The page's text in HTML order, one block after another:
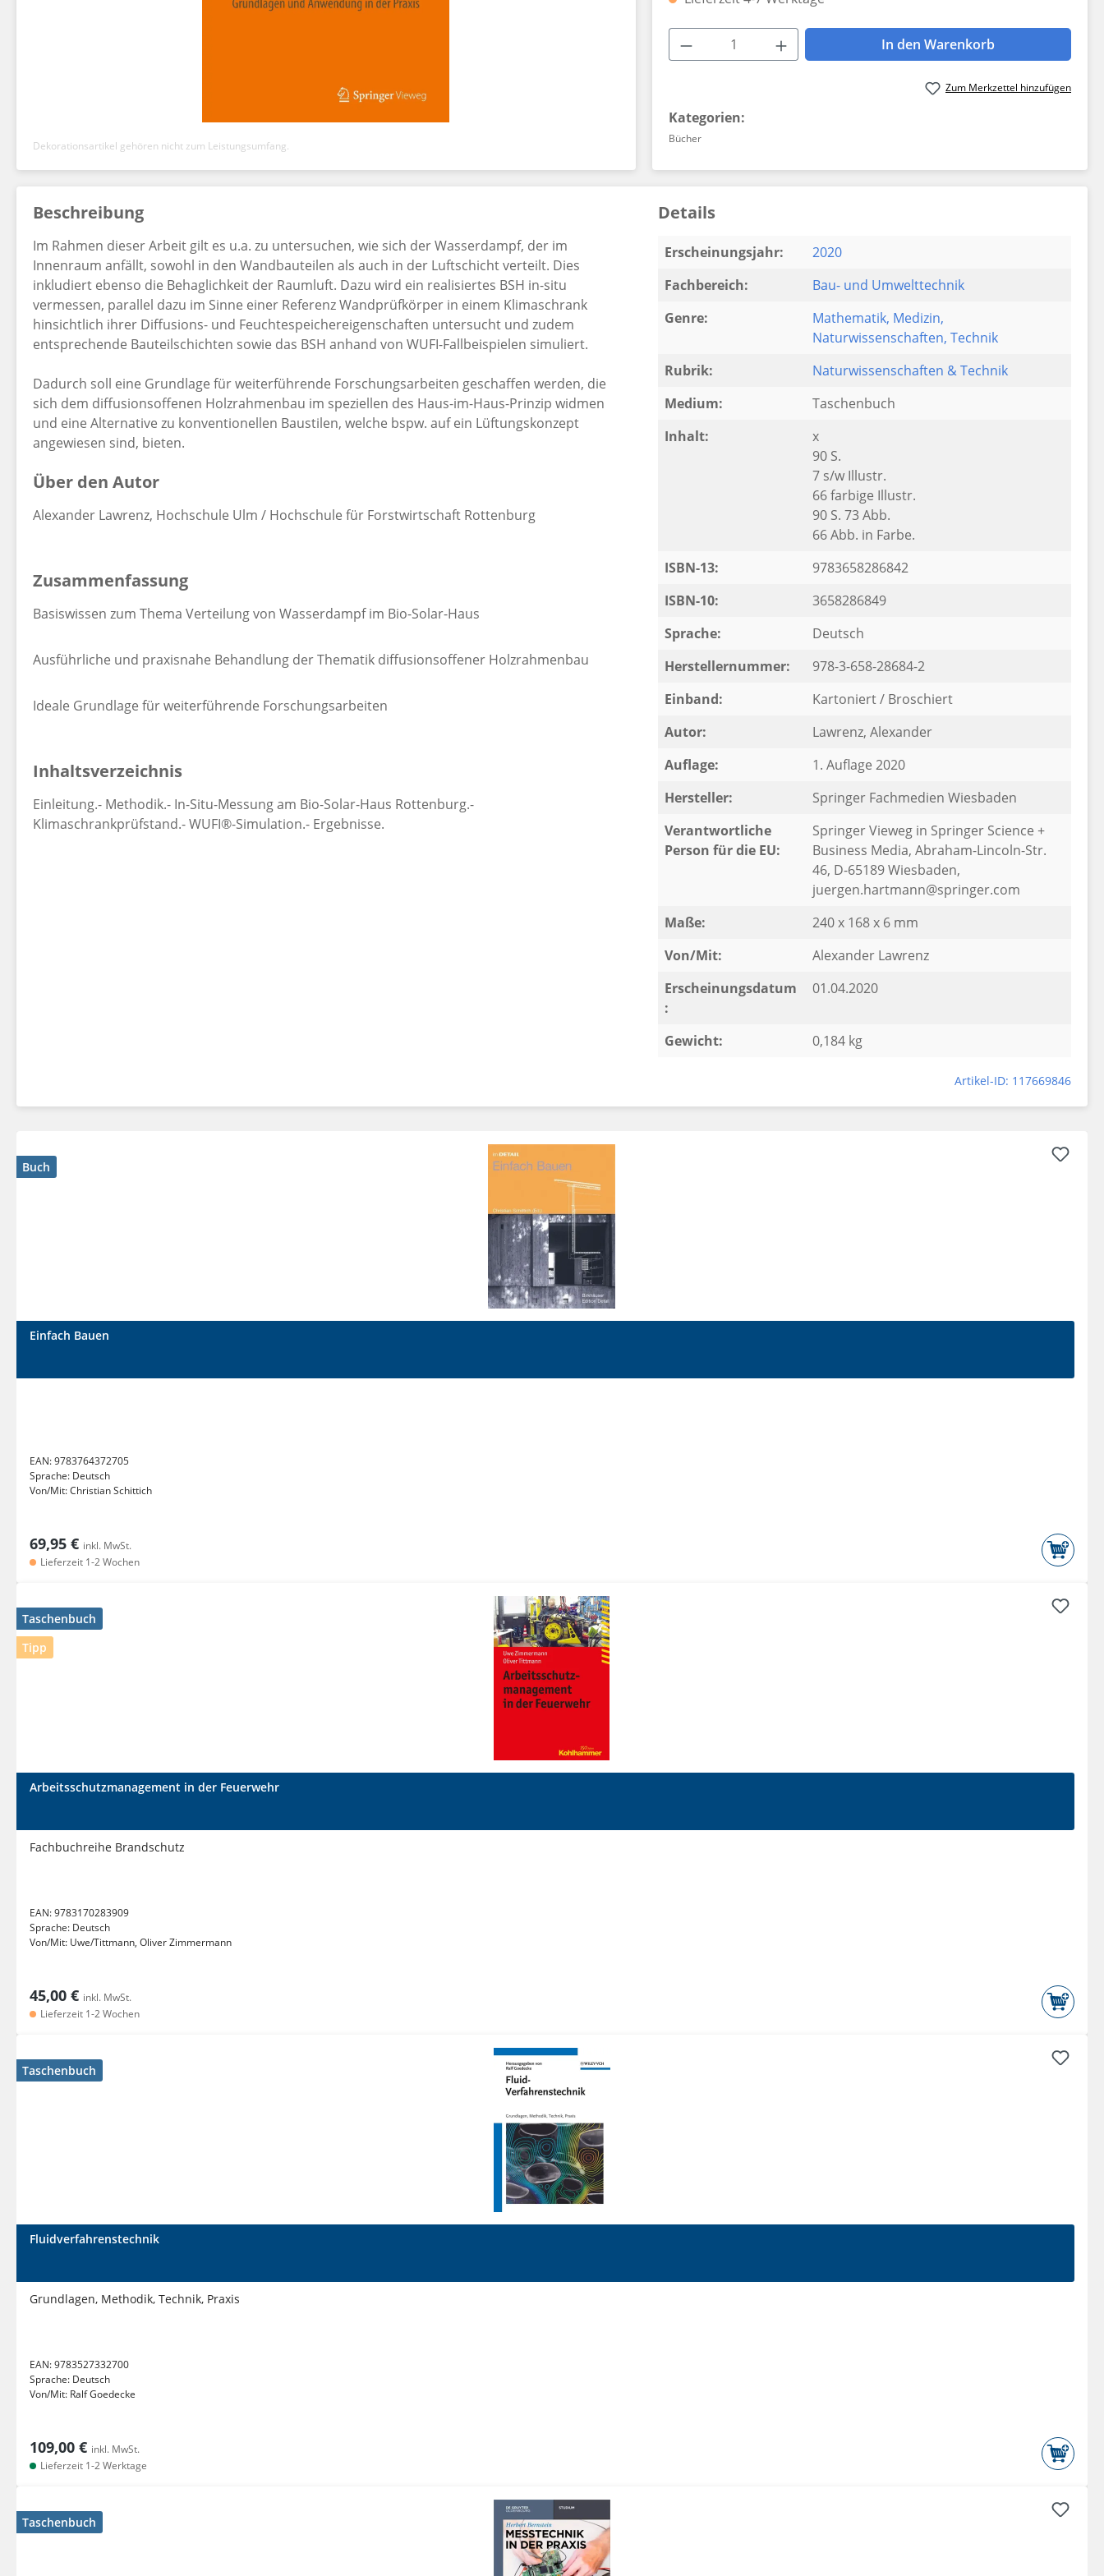
Dekorationsartikel gehören nicht zum Leistungsumfang.
Produkt Anzahl: Gib den gewünschten Wert
In den Warenkorb
Zum Merkzettel hinzufügen
Kategorien:
Bücher
Beschreibung
Im Rahmen dieser Arbeit gilt es u.a. zu untersuchen, wie sich der Wasserdampf, der im
Innenraum anfällt, sowohl in den Wandbauteilen als auch in der Luftschicht verteilt. Dies
inkludiert ebenso die Behaglichkeit der Raumluft. Dazu wird ein realisiertes BSH in-situ
vermessen, parallel dazu im Sinne einer Referenz Wandprüfkörper in einem Klimaschrank
hinsichtlich ihrer Diffusions- und Feuchtespeichereigenschaften untersucht und zudem
entsprechende Bauteilschichten sowie das BSH anhand von WUFI-Fallbeispielen simuliert.
Dadurch soll eine Grundlage für weiterführende Forschungsarbeiten geschaffen werden, die
sich dem diffusionsoffenen Holzrahmenbau im speziellen des Haus-im-Haus-Prinzip widmen
und eine Alternative zu konventionellen Baustilen, welche bspw. auf ein Lüftungskonzept
angewiesen sind, bieten.
Über den Autor
Alexander Lawrenz, Hochschule Ulm / Hochschule für Forstwirtschaft Rottenburg
Zusammenfassung
Basiswissen zum Thema Verteilung von Wasserdampf im Bio-Solar-Haus
Ausführliche und praxisnahe Behandlung der Thematik diffusionsoffener Holzrahmenbau
Ideale Grundlage für weiterführende Forschungsarbeiten
Inhaltsverzeichnis
Einleitung.- Methodik.- In-Situ-Messung am Bio-Solar-Haus Rottenburg.-
Klimaschrankprüfstand.- WUFI®-Simulation.- Ergebnisse.
Details
Erscheinungsjahr:
2020
Fachbereich:
Bau- und Umwelttechnik
Genre:
Mathematik, Medizin,
Naturwissenschaften, Technik
Rubrik:
Naturwissenschaften & Technik
Medium:
Taschenbuch
Inhalt:
x
90 S.
7 s/w Illustr.
66 farbige Illustr.
90 S. 73 Abb.
66 Abb. in Farbe.
ISBN-13:
9783658286842
ISBN-10:
3658286849
Sprache:
Deutsch
Herstellernummer:
978-3-658-28684-2
Einband:
Kartoniert / Broschiert
Autor:
Lawrenz, Alexander
Auflage:
1. Auflage 2020
Hersteller:
Springer Fachmedien Wiesbaden
Verantwortliche
Person für die EU:
Springer Vieweg in Springer Science +
Business Media, Abraham-Lincoln-Str.
46, D-65189 Wiesbaden,
juergen.hartmann@springer.com
Maße:
240 x 168 x 6 mm
Von/Mit:
Alexander Lawrenz
Erscheinungsdatum
:
01.04.2020
Gewicht: 0,184 kg
Artikel-ID: 117669846
Buch
Einfach Bauen
EAN:9783764372705
Sprache: Deutsch
Von/Mit:Christian Schittich
69,95 € inkl. MwSt.
Lieferzeit 1-2 Wochen
Taschenbuch
Tipp
Arbeitsschutzmanagement in der Feuerwehr
Fachbuchreihe Brandschutz
EAN:9783170283909
Sprache: Deutsch
Von/Mit: Uwe/Tittmann, Oliver Zimmermann
45,00 € inkl. MwSt.
Lieferzeit 1-2 Wochen
Taschenbuch
Fluidverfahrenstechnik
Grundlagen, Methodik, Technik, Praxis
EAN:9783527332700
Sprache: Deutsch
Von/Mit: Ralf Goedecke
109,00 € inkl. MwSt.
Lieferzeit 1-2 Werktage
Taschenbuch